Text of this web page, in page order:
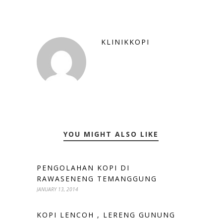
KLINIKKOPI
YOU MIGHT ALSO LIKE
PENGOLAHAN KOPI DI
RAWASENENG TEMANGGUNG
JANUARY 13, 2014
KOPI LENCOH , LERENG GUNUNG